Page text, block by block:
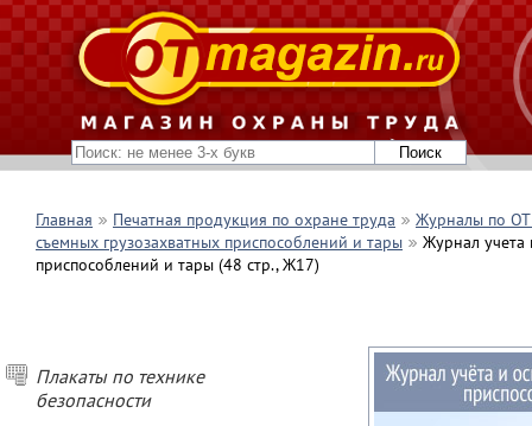
Главная Печатная продукция по охране труда
Журналы по
съемных грузозахватных приспособлений и тары
Журнал учета
приспособлений и тары (48 стр., Ж17)
Плакаты по технике
безопасности